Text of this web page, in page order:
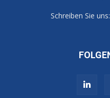
Schreiben Sie uns: